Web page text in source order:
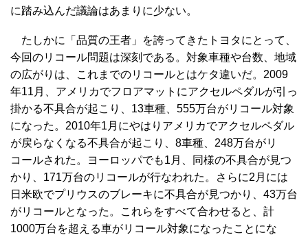
に踏み込んだ議論はあまりに少ない。
たしかに「品質の王者」を誇ってきたトヨタにとって、
今回のリコール問題は深刻である。対象車種や台数、地域
の広がりは、これまでのリコールとはケタ違いだ。2009
年11月、アメリカでフロアマットにアクセルペダルが引っ
掛かる不具合が起こり、13車種、555万台がリコール対象
になった。2010年1月にやはりアメリカでアクセルペダル
が戻らなくなる不具合が起こり、8車種、248万台がリ
コールされた。ヨーロッパでも1月、同様の不具合が見つ
かり、171万台のリコールが行なわれた。さらに2月には
日米欧でプリウスのブレーキに不具合が見つかり、43万台
がリコールとなった。これらをすべて合わせると、計
1000万台を超える車がリコール対象になったことにな